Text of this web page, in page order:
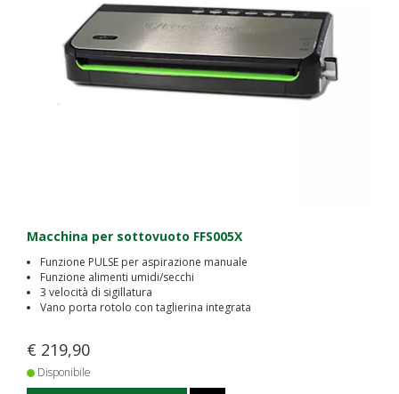
Macchina per sottovuoto FFS005X
Funzione PULSE per aspirazione manuale
Funzione alimenti umidi/secchi
3 velocità di sigillatura
Vano porta rotolo con taglierina integrata
€ 219,90
Disponibile